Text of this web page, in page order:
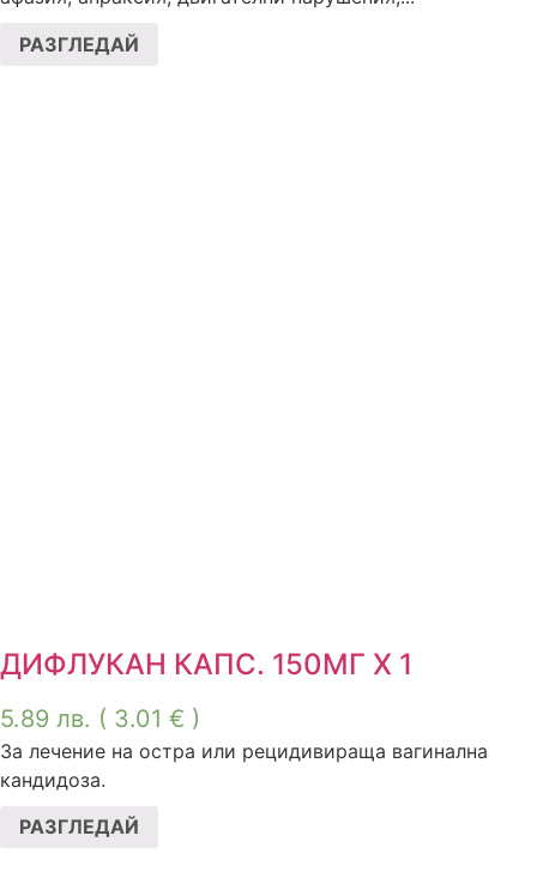
РАЗГЛЕДАЙ
ДИФЛУКАН КАПС. 150МГ Х 1
5.89 лв. ( 3.01 € )
За лечение на остра или рецидивираща вагинална
кандидоза.
РАЗГЛЕДАЙ